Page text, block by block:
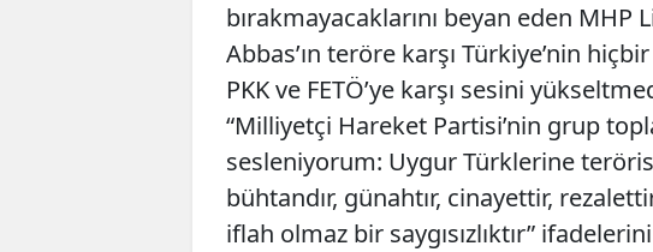
bırakmayacaklarını beyan eden MHP
Abbas’ın teröre karşı Türkiye’nin
PKK ve FETÖ’ye karşı sesini
“Milliyetçi Hareket Partisi’nin grup
sesleniyorum: Uygur Türklerine
bühtandır, günahtır, cinayettir,
iflah olmaz bir saygısızlıktır”